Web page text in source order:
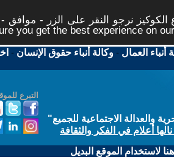
نرجو النقر على الزر - موافق
you get the best experience on
أنباء العمال -وكالة أنباء حقوق الإنسان -
التبرع
الاجتماعية للجميع"
أعلام في الفكر والثقافة
لاستخدام الموقع البديل